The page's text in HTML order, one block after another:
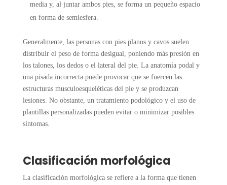
media y, al juntar ambos pies, se forma un pequeño espacio
en forma de semiesfera.
Generalmente, las personas con pies planos y cavos suelen
distribuir el peso de forma desigual, poniendo más presión en
los talones, los dedos o el lateral del pie. La anatomía podal y
una pisada incorrecta puede provocar que se fuercen las
estructuras musculoesqueléticas del pie y se produzcan
lesiones. No obstante, un tratamiento podológico y el uso de
plantillas personalizadas pueden evitar o minimizar posibles
síntomas.
Clasificación morfológica
La clasificación morfológica se refiere a la forma que tienen